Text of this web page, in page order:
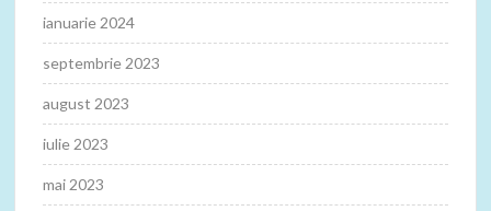
ianuarie 2024
septembrie 2023
august 2023
iulie 2023
mai 2023